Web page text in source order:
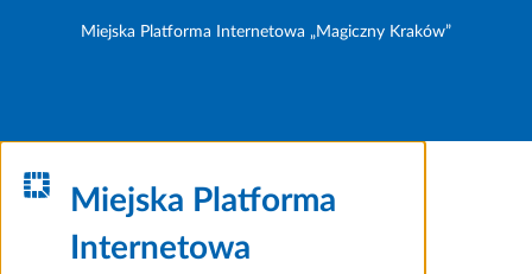
Miejska Platforma Internetowa „Magiczny Kraków”
Miejska Platforma
Internetowa